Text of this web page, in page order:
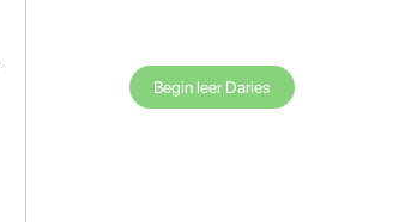
Begin leer Daries